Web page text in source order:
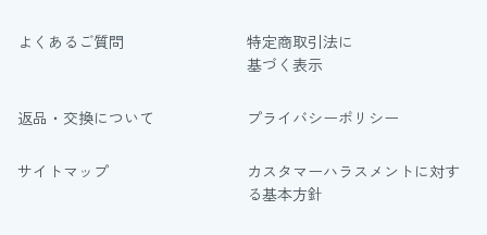
よくあるご質問
特定商取引法に
基づく表示
返品・交換について プライバシーポリシー
サイトマップ
カスタマーハラスメントに対す
る基本方針